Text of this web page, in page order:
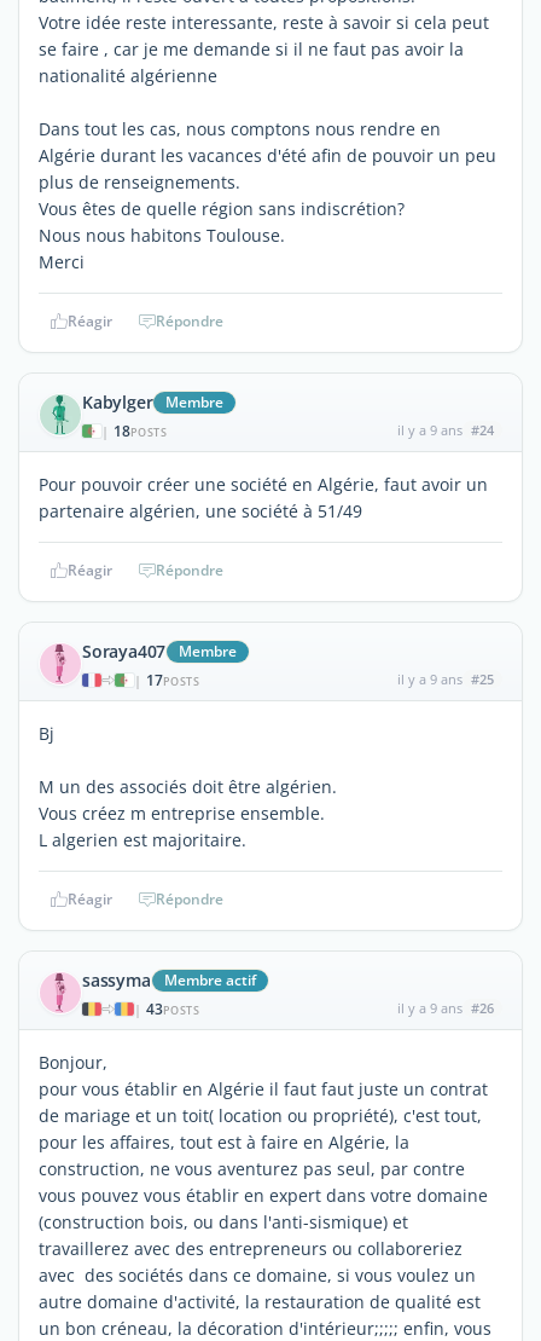
Votre idée reste interessante, reste à savoir si cela peut
se faire , car je me demande si il ne faut pas avoir la
nationalité algérienne
Dans tout les cas, nous comptons nous rendre en
Algérie durant les vacances d'été afin de pouvoir un peu
plus de renseignements.
Vous êtes de quelle région sans indiscrétion?
Nous nous habitons Toulouse.
Merci
Réagir Répondre
Kabylger Membre
| 18POSTS il y a 9 ans #24
Pour pouvoir créer une société en Algérie, faut avoir un
partenaire algérien, une société à 51/49
Réagir Répondre
Soraya407 Membre
| 17POSTS il y a 9 ans #25
Bj
M un des associés doit être algérien.
Vous créez m entreprise ensemble.
L algerien est majoritaire.
Réagir Répondre
sassyma Membre actif
| 43POSTS il y a 9 ans #26
Bonjour,
pour vous établir en Algérie il faut faut juste un contrat
de mariage et un toit( location ou propriété), c'est tout,
pour les affaires, tout est à faire en Algérie, la
construction, ne vous aventurez pas seul, par contre
vous pouvez vous établir en expert dans votre domaine
(construction bois, ou dans l'anti-sismique) et
travaillerez avec des entrepreneurs ou collaboreriez
avec des sociétés dans ce domaine, si vous voulez un
autre domaine d'activité, la restauration de qualité est
un bon créneau, la décoration d'intérieur;;;;; enfin, vous